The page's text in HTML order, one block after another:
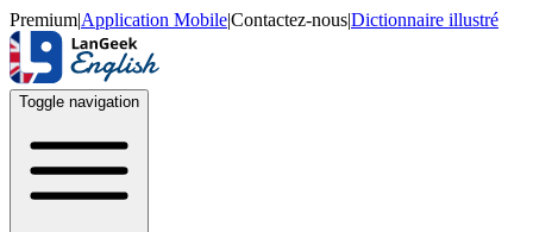
Premium|Application Mobile|Contactez-nous|Dictionnaire illustré
Toggle navigation